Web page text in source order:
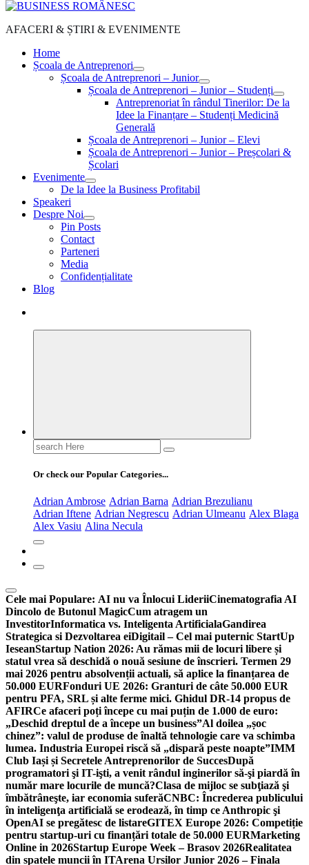
AFACERI & ȘTIRI & EVENIMENTE
Home
Școala de Antreprenori
Școala de Antreprenori – Junior
Școala de Antreprenori – Junior – Studenți
Antreprenoriat în rândul Tinerilor: De la
Idee la Finanțare – Studenți Medicină
Generală
Școala de Antreprenori – Junior – Elevi
Școala de Antreprenori – Junior – Preșcolari &
Școlari
Evenimente
De la Idee la Business Profitabil
Speakeri
Despre Noi
Pin Posts
Contact
Parteneri
Media
Confidențialitate
Blog
Search
for:
Or check our Popular Categories...
Adrian Ambrose Adrian Barna Adrian Brezulianu
Adrian Iftene Adrian Negrescu Adrian Ulmeanu Alex Blaga
Alex Vasiu Alina Necula
Cele mai Populare: AI nu va Înlocui LideriiCinematografia AI
Dincolo de Butonul MagicCum atragem un
InvestitorInformatica vs. Inteligenta ArtificialaGandirea
Strategica si Dezvoltarea eiDigitail – Cel mai puternic StartUp
IeseanStartup Nation 2026: Au rămas mii de locuri libere și
statul vrea să deschidă o nouă sesiune de înscrieri. Termen 29
mai 2026 pentru absolvenții actuali, să aplice la finanțarea de
50.000 EURFonduri UE 2026: Granturi de câte 50.000 EUR
pentru PFA, SRL și alte ferme mici. Ghidul DR-14 propus de
AFIRCe afaceri poți începe cu mai puțin de 1.000 de euro:
„Deschid dreptul de a începe un business”Al doilea „șoc
chinez”: valul de produse de înaltă tehnologie care va schimba
lumea. Industria Europei riscă să „dispară peste noapte”IMM
Club Iași și Secretele Antreprenorilor de SuccesDupă
programatori şi IT-işti, a venit rândul inginerilor să-şi piardă în
număr mare locurile de muncă?Clasa de mijloc se subţiază şi
îmbătrâneşte, iar economia suferăCNBC: Încrederea publicului
în inteligenţa artificială se erodează, în timp ce Anthropic şi
OpenAI se pregătesc de listareGITEX Europe 2026: Competiție
pentru startup-uri cu finanțări totale de 50.000 EURMarketing
Online in 2026Startup Europe Week – Brasov 2026Realitatea
din spatele muncii în ITArena Ursilor Junior 2026 – Finala